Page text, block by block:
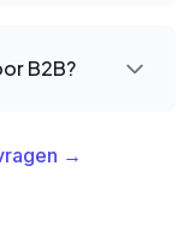
B2B?
→